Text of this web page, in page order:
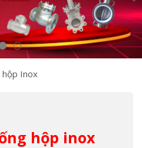
hộp Inox
hộp inox